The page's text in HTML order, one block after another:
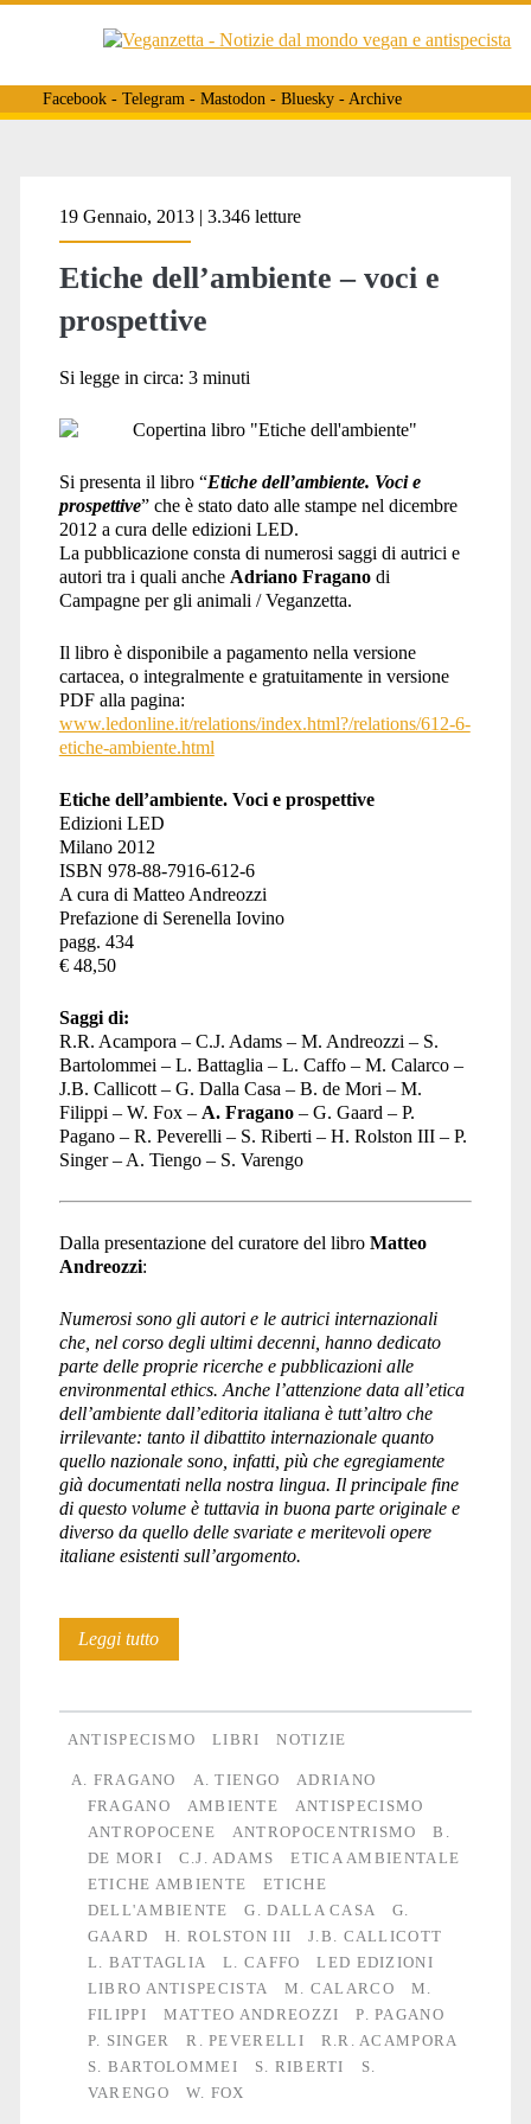
Facebook- Telegram- Mastodon- Bluesky- Archive
Tag:
<span>L.
Caffo</span>
19 Gennaio, 2013 | 3.346 letture
Etiche dell’ambiente – voci e
prospettive
Si legge in circa: 3 minuti
Si presenta il libro “Etiche dell’ambiente. Voci e
prospettive” che è stato dato alle stampe nel dicembre
2012 a cura delle edizioni LED.
La pubblicazione consta di numerosi saggi di autrici e
autori tra i quali anche Adriano Fraganodi
Campagne per gli animali / Veganzetta.
Il libro è disponibile a pagamento nella versione
cartacea, o integralmente e gratuitamente in versione
PDF alla pagina:
www.ledonline.it/relations/index.html?/relations/612-6-
etiche-ambiente.html
Etiche dell’ambiente. Voci e prospettive
Edizioni LED
Milano 2012
ISBN 978-88-7916-612-6
A cura di Matteo Andreozzi
Prefazione di Serenella Iovino
pagg. 434
€ 48,50
Saggi di:
R.R. Acampora – C.J. Adams – M. Andreozzi – S.
Bartolommei – L. Battaglia – L. Caffo – M. Calarco –
J.B. Callicott – G. Dalla Casa – B. de Mori – M.
Filippi – W. Fox – A. Fragano– G. Gaard – P.
Pagano – R. Peverelli – S. Riberti – H. Rolston III – P.
Singer – A. Tiengo – S. Varengo
Dalla presentazione del curatore del libro Matteo
Andreozzi:
Numerosi sono gli autori e le autrici internazionali
che, nel corso degli ultimi decenni, hanno dedicato
parte delle proprie ricerche e pubblicazioni alle
environmental ethics. Anche l’attenzione data all’etica
dell’ambiente dall’editoria italiana è tutt’altro che
irrilevante: tanto il dibattito internazionale quanto
quello nazionale sono, infatti, più che egregiamente
già documentati nella nostra lingua. Il principale fine
di questo volume è tuttavia in buona parte originale e
diverso da quello delle svariate e meritevoli opere
italiane esistenti sull’argomento.
Leggi tuttoEtiche
e
prospettive
ANTISPECISMO LIBRI NOTIZIE
A. FRAGANO A. TIENGO
ADRIANO
FRAGANO
AMBIENTE
ANTISPECISMO
ANTROPOCENE
ANTROPOCENTRISMO
B.
DE MORI
C.J. ADAMS
ETICA AMBIENTALE
ETICHE AMBIENTE
ETICHE
DELL'AMBIENTE
G. DALLA CASA
G.
GAARD
H. ROLSTON III
J.B. CALLICOTT
L. BATTAGLIA
L. CAFFO
LED EDIZIONI
LIBRO ANTISPECISTA
M. CALARCO
M.
FILIPPI
MATTEO ANDREOZZI
P. PAGANO
P. SINGER
R. PEVERELLI
R.R. ACAMPORA
S. BARTOLOMMEI
S. RIBERTI
S.
VARENGO
W. FOX